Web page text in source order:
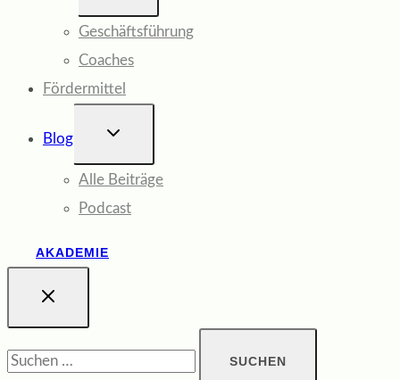
Geschäftsführung
Coaches
Fördermittel
Blog
UNTERMENÜ
Alle Beiträge
Podcast
AKADEMIE
nach: